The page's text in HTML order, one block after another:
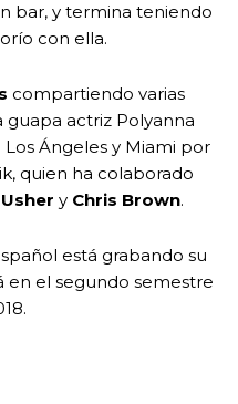
bar, y termina teniendo
con ella.
compartiendo varias
guapa actriz Polyanna
Ángeles y Miami por
quien ha colaborado
Usher y Chris Brown.
está grabando su
en el segundo semestre